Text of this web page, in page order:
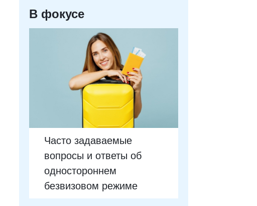
В фокусе
Часто задаваемые
вопросы и ответы об
одностороннем
безвизовом режиме